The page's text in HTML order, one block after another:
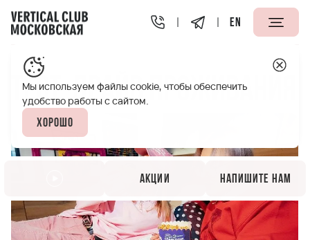
EN
Vertical Club Московская Петербург Тест-
Тест-драйв проживания
Мы используем файлы cookie, чтобы обеспечить
удобство работы с сайтом.
Хорошо
Акции Напишите нам